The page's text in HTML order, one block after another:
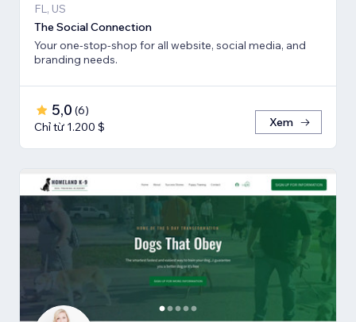
FL, US
The Social Connection
Your one-stop-shop for all website, social media, and
branding needs.
5,0 (6)
Chỉ từ 1.200 $
Xem